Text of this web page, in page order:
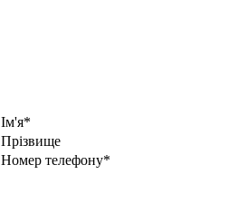
Ім'я*
Прiзвище
Номер телефону*